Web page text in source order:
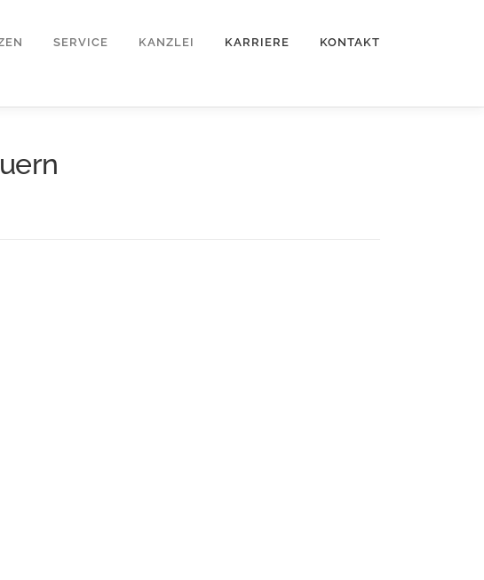
SERVICE KANZLEI KARRIERE KONTAKT